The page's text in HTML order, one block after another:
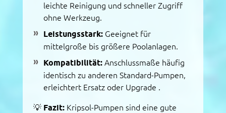
leichte Reinigung und schneller Zugriff
ohne Werkzeug.
Leistungsstark: Geeignet für
mittelgroße bis größere Poolanlagen.
Kompatibilität: Anschlussmaße häufig
identisch zu anderen Standard-Pumpen,
erleichtert Ersatz oder Upgrade
💡 Fazit: Kripsol-Pumpen sind eine gute